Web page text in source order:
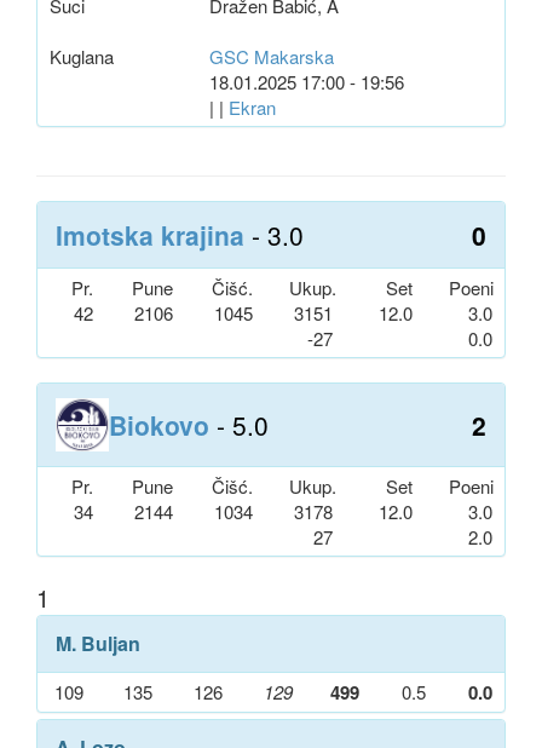
Suci
Dražen Babić, A
Kuglana
GSC Makarska
18.01.2025 17:00 - 19:56
| | Ekran
Imotska krajina - 3.0 0
Pr. Pune Čišć. Ukup. Set
Poeni
42
2106 1045
3151
-27
12.0
3.0
0.0
Biokovo - 5.0 2
Pr. Pune Čišć. Ukup. Set
Poeni
34
2144 1034
3178
27
12.0
3.0
2.0
1
M. Buljan
109 135 126 129 499 0.5 0.0